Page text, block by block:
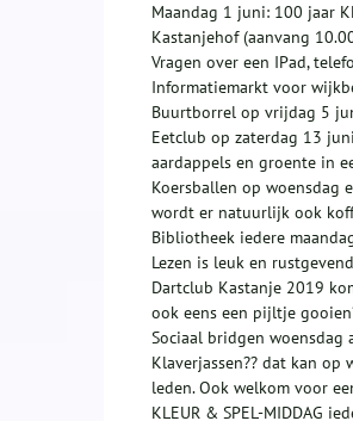
Maandag 1 juni: 100 jaar
Kastanjehof (aanvang
Vragen over een IPad,
Informatiemarkt voor
Buurtborrel op vrijdag 5
Eetclub op zaterdag 13
aardappels en groente in
Koersballen op woensdag
wordt er natuurlijk ook
Bibliotheek iedere
Lezen is leuk en
Dartclub Kastanje 2019
ook eens een pijltje
Sociaal bridgen woensdag
Klaverjassen?? dat kan op
leden. Ook welkom voor
KLEUR & SPEL-MIDDAG